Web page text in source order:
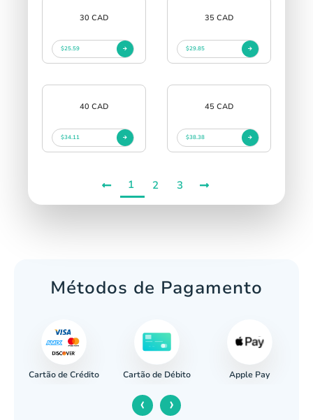
30 CAD
$25.59
35 CAD
$29.85
40 CAD
$34.11
45 CAD
$38.38
1 2 3
Métodos de Pagamento
Cartão de Crédito Cartão de Débito Apple Pay
‹ ›